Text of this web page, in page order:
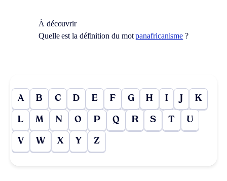
À découvrir
Quelle est la définition du motpanafricanisme ?
A B C D E F G H I J K
L M N O P Q R S T U
V W X Y Z